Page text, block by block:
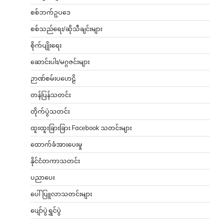
စစ်ဘက်ဥပဒေ
စစ်သည်ရေး/ဆိုသီချင်းများ
စိုက်ပျိုးရေး
ဆောင်းပါး/မဂ္ဂဇင်းများ
ဉာဏ်စမ်းပဟေဠိ
တန်ပြန်သတင်း
တိုက်ပွဲသတင်း
ထူးထူးခြားခြား Facebook သတင်းများ
ထောက်ခံအားပေးမှု
နိုင်ငံတကာသတင်း
ပညာပေး
ပေါ်ပြူလာသတင်းများ
ပျော်ပွဲရွှင်ပွဲ